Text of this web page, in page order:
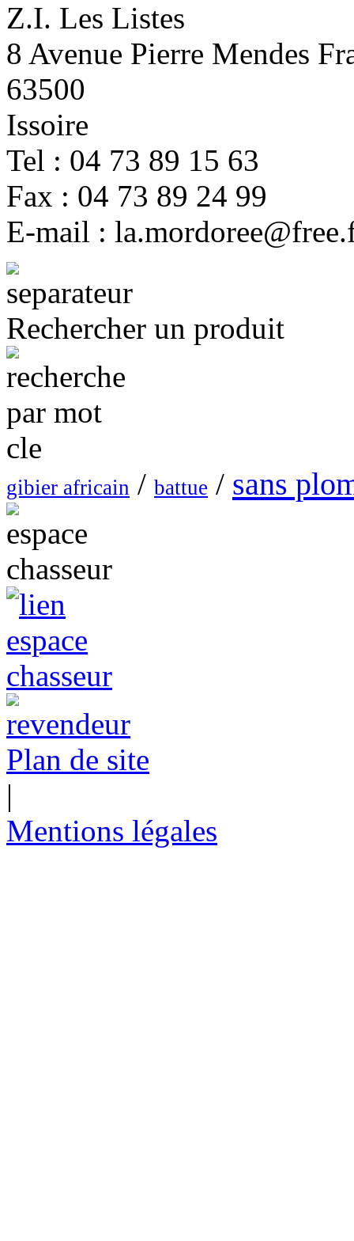
Z.I. Les Listes
8 Avenue Pierre Mendes
63500
Issoire
Tel : 04 73 89 15 63
Fax : 04 73 89 24 99
E-mail :
Rechercher un produit
gibier africain / battue / sans
Plan de site
|
Mentions légales